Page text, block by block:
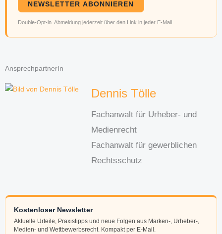
NEWSLETTER ABONNIEREN
Double-Opt-in. Abmeldung jederzeit über den Link in jeder E-Mail.
AnsprechpartnerIn
Dennis Tölle
Fachanwalt für Urheber- und
Medienrecht
Fachanwalt für gewerblichen
Rechtsschutz
Kostenloser Newsletter
Aktuelle Urteile, Praxistipps und neue Folgen aus Marken-, Urheber-,
Medien- und Wettbewerbsrecht. Kompakt per E-Mail.